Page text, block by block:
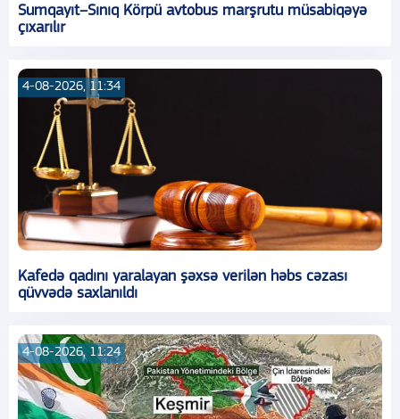
Sumqayıt–Sınıq Körpü avtobus marşrutu müsabiqəyə
çıxarılır
4-08-2026, 11:34
Kafedə qadını yaralayan şəxsə verilən həbs cəzası
qüvvədə saxlanıldı
4-08-2026, 11:24